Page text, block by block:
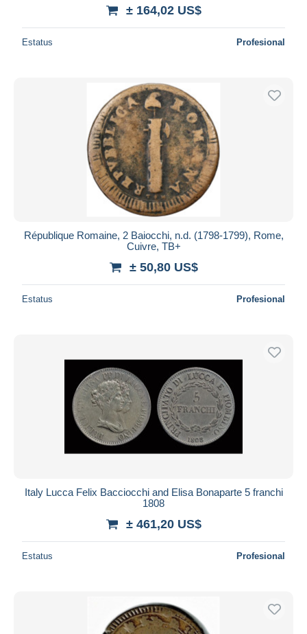
± 164,02 US$
Estatus Profesional
République Romaine, 2 Baiocchi, n.d. (1798-1799), Rome,
Cuivre, TB+
± 50,80 US$
Estatus Profesional
Italy Lucca Felix Bacciocchi and Elisa Bonaparte 5 franchi
1808
± 461,20 US$
Estatus Profesional